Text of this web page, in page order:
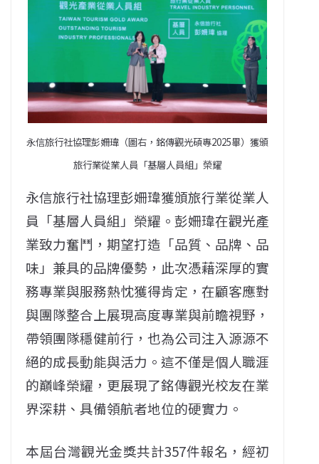
永信旅行社協理彭姍瑋（圖右，銘傳觀光碩專2025畢）獲頒
旅行業從業人員「基層人員組」榮耀
永信旅行社協理彭姍瑋獲頒旅行業從業人
員「基層人員組」榮耀。彭姍瑋在觀光產
業致力奮鬥，期望打造「品質、品牌、品
味」兼具的品牌優勢，此次憑藉深厚的實
務專業與服務熱忱獲得肯定，在顧客應對
與團隊整合上展現高度專業與前瞻視野，
帶領團隊穩健前行，也為公司注入源源不
絕的成長動能與活力。這不僅是個人職涯
的巔峰榮耀，更展現了銘傳觀光校友在業
界深耕、具備領航者地位的硬實力。
本屆台灣觀光金獎共計357件報名，經初